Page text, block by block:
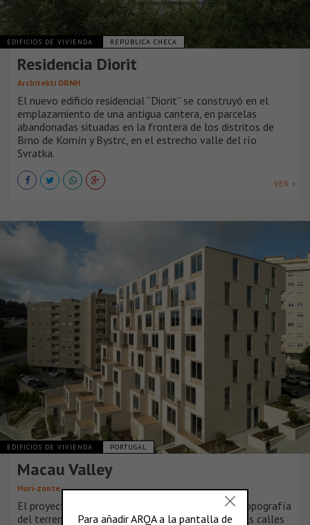
EDIFICIOS DE VIVIENDA REPÚBLICA CHECA
Residencia Diorit
Architekti DRNH
El nuevo edificio residencial “Diorit” se construyó en el
emplazamiento de una antigua cantera, en parcelas
abandonadas situadas en la frontera de los distritos de
Brno de Komín y Bystrc, en el estrecho valle del río
Svratka.
VER +
EDIFICIOS DE VIVIENDA PORTUGAL
Macau Valley
Hori-zonte
El proyecto surge de un análisis detallado de la topografía
del terreno y del tejido urbano circundante. Las dos calles